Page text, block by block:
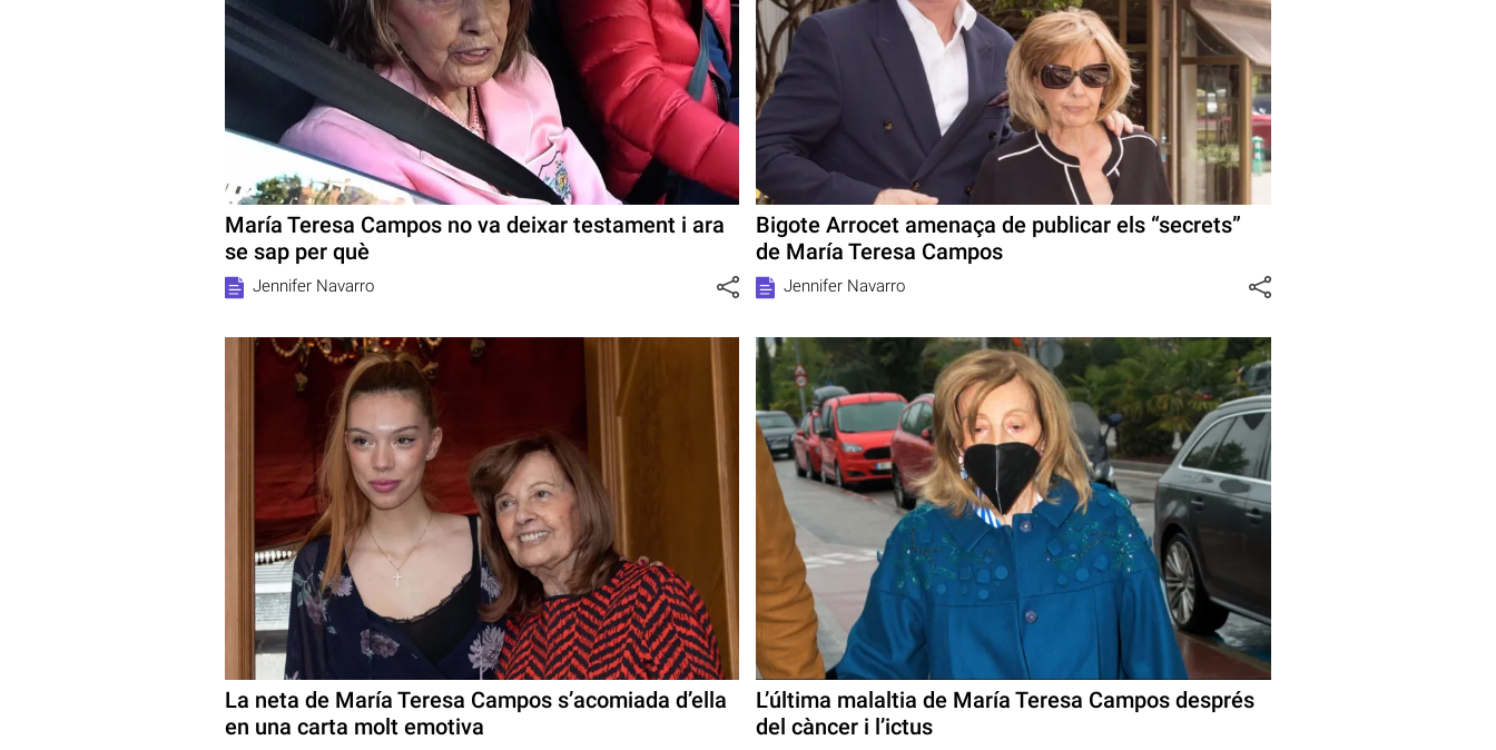
María Teresa Campos no va deixar testament i ara
se sap per què
Jennifer Navarro
Bigote Arrocet amenaça de publicar els “secrets”
de María Teresa Campos
Jennifer Navarro
La neta de María Teresa Campos s’acomiada d’ella
en una carta molt emotiva
L’última malaltia de María Teresa Campos després
del càncer i l’ictus